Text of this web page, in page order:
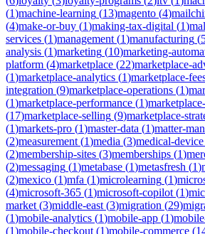
(1)machine-learning (13)magento (4)
(4)make-or-buy (1)making-tax-digital (1)
services (1)management (1)manufacturing (
analysis (1)marketing (10)marketing-
platform (4)marketplace (22)marketplace-
(1)marketplace-analytics (1)marketplace-
integration (9)marketplace-operations (1)
(1)marketplace-performance (1)
(17)marketplace-selling (9)marketplace-
(1)markets-pro (1)master-data (1)matter-
(2)measurement (1)media (3)medical-device
(2)membership-sites (3)memberships (1)
(2)messaging (1)metabase (1)metasfresh (1)
(2)mexico (1)mfa (1)microlearning (1)
(4)microsoft-365 (1)microsoft-copilot (1)
market (3)middle-east (3)migration (29)
(1)mobile-analytics (1)mobile-app (1)
(1)mobile-checkout (1)mobile-commerce (